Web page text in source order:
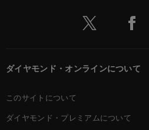
ダイヤモンド・オンラインについて
このサイトについて
ダイヤモンド・プレミアムについて